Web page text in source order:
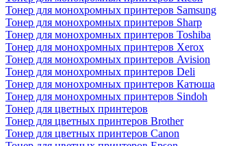
Тонер для монохромных принтеров Samsung
Тонер для монохромных принтеров Sharp
Тонер для монохромных принтеров Toshiba
Тонер для монохромных принтеров Xerox
Тонер для монохромных принтеров Avision
Тонер для монохромных принтеров Deli
Тонер для монохромных принтеров Катюша
Тонер для монохромных принтеров Sindoh
Тонер для цветных принтеров
Тонер для цветных принтеров Brother
Тонер для цветных принтеров Canon